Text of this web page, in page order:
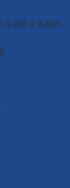
を提案する株式